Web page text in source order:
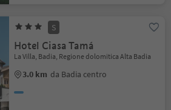
S
Hotel Ciasa Tamá
La Villa, Badia, Regione dolomitica Alta Badia
3.0 km da Badia centro